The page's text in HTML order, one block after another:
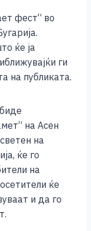
n
k
фест“ во
ќе ја
ги
на публиката.
на Асен
на
ќе го
на
ќе
и да го